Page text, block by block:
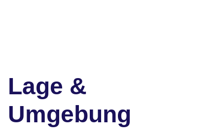
Lage &
Umgebung